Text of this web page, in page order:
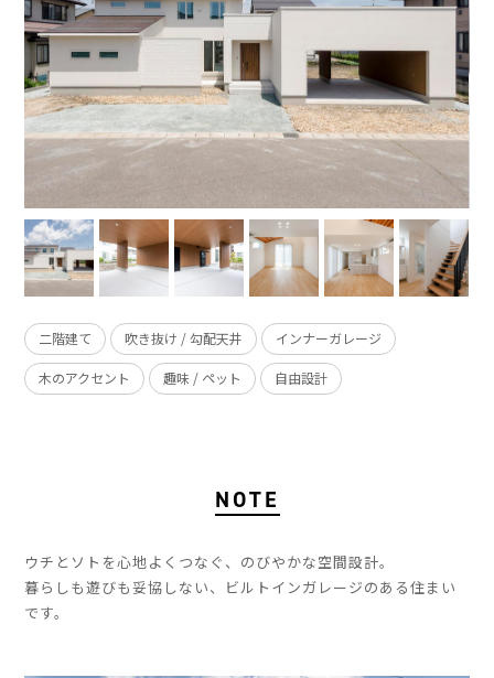
二階建て 吹き抜け / 勾配天井 インナーガレージ
木のアクセント 趣味 / ペット 自由設計
NOTE
ウチとソトを心地よくつなぐ、のびやかな空間設計。
暮らしも遊びも妥協しない、ビルトインガレージのある住まい
です。